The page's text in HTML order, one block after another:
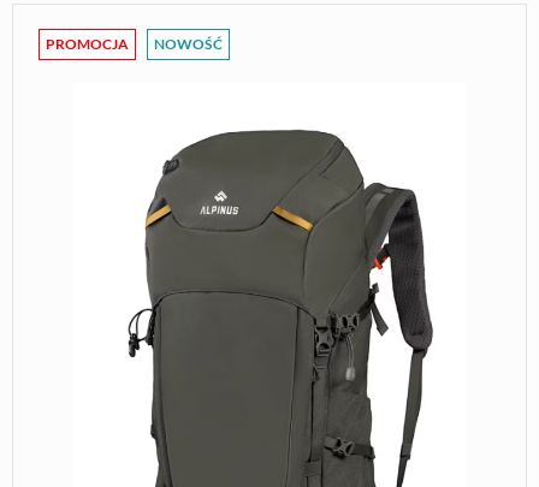
PROMOCJA NOWOŚĆ